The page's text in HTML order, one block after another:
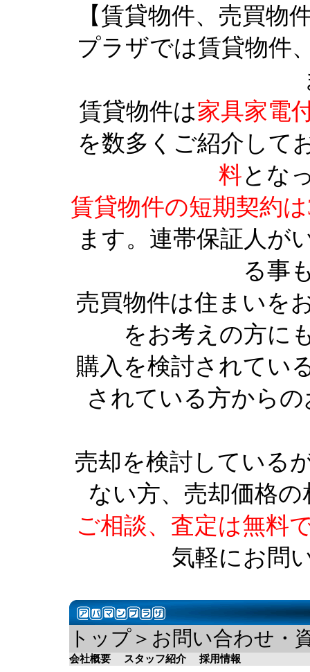
【賃貸物件、売買物
プラザでは賃貸物件
賃貸物件は家具家電
を数多くご紹介して
料とな
賃貸物件の短期契約
ます。連帯保証人が
る事
売買物件は住まいを
をお考えの方に
購入を検討されてい
されている方から
売却を検討している
ない方、売却価格
ご相談、査定は無料
気軽にお問
トップ＞お問い合わせ・
会社概要 スタッフ紹介 採用情報